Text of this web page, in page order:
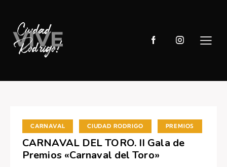
CARNAVAL CIUDAD RODRIGO PREMIOS
CARNAVAL DEL TORO. II Gala de
Premios «Carnaval del Toro»